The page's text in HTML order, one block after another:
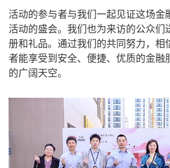
活动的参与者与我们一起见证这场金
活动的盛会。我们也为来访的公众们
册和礼品。通过我们的共同努力，相
者能享受到安全、便捷、优质的金融
的广阔天空。